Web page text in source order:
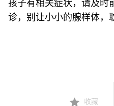
孩子有相关症状，请及时
诊，别让小小的腺样体，
收藏